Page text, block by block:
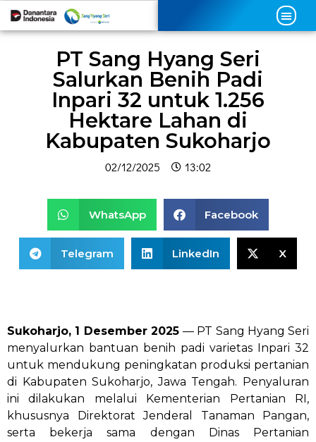
PT Sang Hyang Seri
Salurkan Benih Padi
Inpari 32 untuk 1.256
Hektare Lahan di
Kabupaten Sukoharjo
02/12/2025 13:02
WhatsApp Facebook
Telegram LinkedIn X
Sukoharjo, 1 Desember 2025 — PT Sang Hyang Seri
menyalurkan bantuan benih padi varietas Inpari 32
untuk mendukung peningkatan produksi pertanian
di Kabupaten Sukoharjo, Jawa Tengah. Penyaluran
ini dilakukan melalui Kementerian Pertanian RI,
khususnya Direktorat Jenderal Tanaman Pangan,
serta bekerja sama dengan Dinas Pertanian